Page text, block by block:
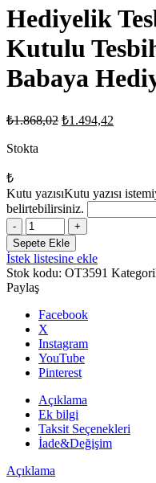
Hediyelik
Kutulu
Babaya
₺1.868,02 Orijinal
₺1.494,42
Stokta
₺
Kutu yazısıKutu yazısı
belirtebilirsiniz.
Hediyelik
Tesbih,
Ahşap
Kutulu
Tesbih,
Mozaik
Tesbih,
Babaya
Hediye
adet
Sepete Ekle
İstek listesine ekle
Stok kodu: OT3591
Paylaş
Facebook
X
Instagram
YouTube
Pinterest
Açıklama
Ek bilgi
Taksit Seçenekleri
İade&Değişim
Açıklama